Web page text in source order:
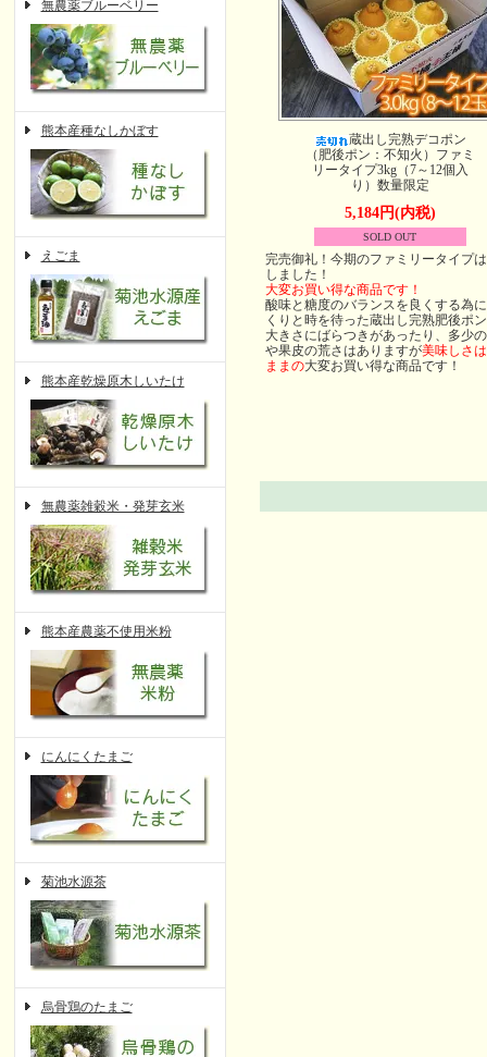
無農薬ブルーベリー
熊本産種なしかぼす
えごま
熊本産乾燥原木しいたけ
無農薬雑穀米・発芽玄米
熊本産農薬不使用米粉
にんにくたまご
菊池水源茶
烏骨鶏のたまご
蔵出し完熟デコポン
（肥後ポン：不知火）ファミ
リータイプ3kg（7～12個入
り）数量限定
5,184円(内税)
SOLD OUT
完売御礼！今期のファミリータイプ
しました！
大変お買い得な商品です！
酸味と糖度のバランスを良くする為
くりと時を待った蔵出し完熟肥後ポン
大きさにばらつきがあったり、多少
や果皮の荒さはありますが美味しさ
ままの大変お買い得な商品です！